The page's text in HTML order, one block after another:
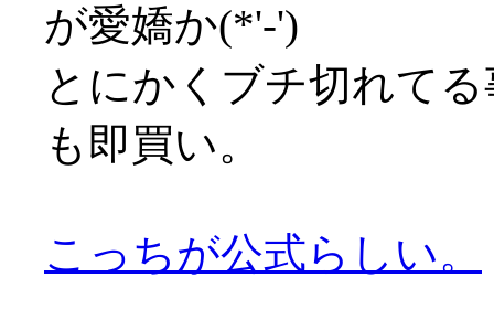
が愛嬌か(*'-')
とにかくブチ切れて
も即買い。
こっちが公式らしい。